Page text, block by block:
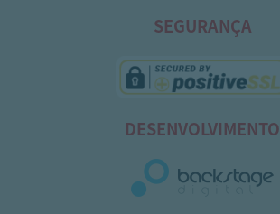
SEGURANÇA
DESENVOLVIMENTO